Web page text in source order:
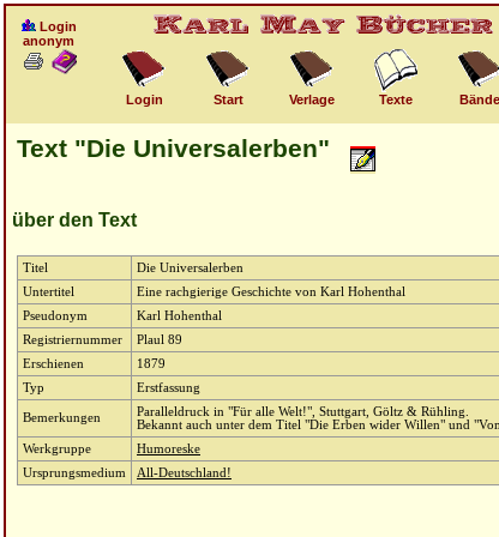
Login
anonym
Login Start Verlage Texte Bände
Text "Die Universalerben"
über den Text
Titel
Die Universalerben
Untertitel
Eine rachgierige Geschichte von Karl Hohenthal
Pseudonym
Karl Hohenthal
Registriernummer
Plaul 89
Erschienen
1879
Typ
Erstfassung
Bemerkungen
Paralleldruck in "Für alle Welt!", Stuttgart, Göltz & Rühling.
Bekannt auch unter dem Titel "Die Erben wider Willen" und
Werkgruppe
Humoreske
Ursprungsmedium
All-Deutschland!